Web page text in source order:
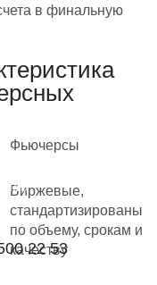
22 53
в финальную
Фьючерсы
Биржевые,
стандартизированы
по объему, срокам и
качеству